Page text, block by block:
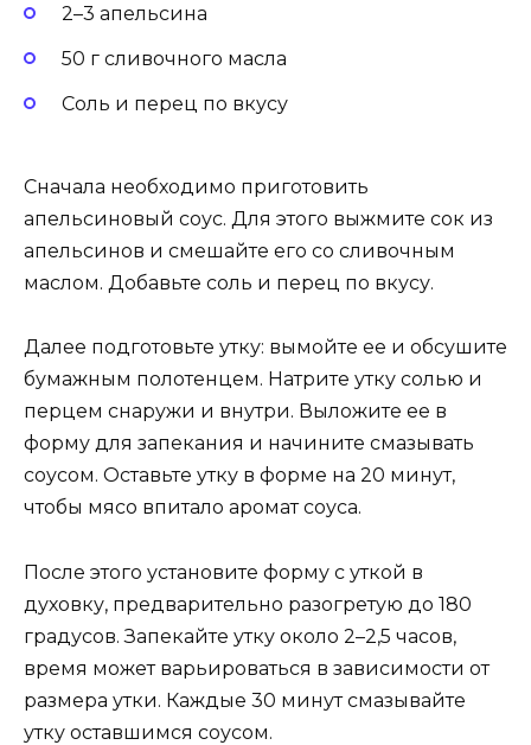
2–3 апельсина
50 г сливочного масла
Соль и перец по вкусу
Сначала необходимо приготовить
апельсиновый соус. Для этого выжмите сок из
апельсинов и смешайте его со сливочным
маслом. Добавьте соль и перец по вкусу.
Далее подготовьте утку: вымойте ее и обсушите
бумажным полотенцем. Натрите утку солью и
перцем снаружи и внутри. Выложите ее в
форму для запекания и начините смазывать
соусом. Оставьте утку в форме на 20 минут,
чтобы мясо впитало аромат соуса.
После этого установите форму с уткой в
духовку, предварительно разогретую до 180
градусов. Запекайте утку около 2–2,5 часов,
время может варьироваться в зависимости от
размера утки. Каждые 30 минут смазывайте
утку оставшимся соусом.